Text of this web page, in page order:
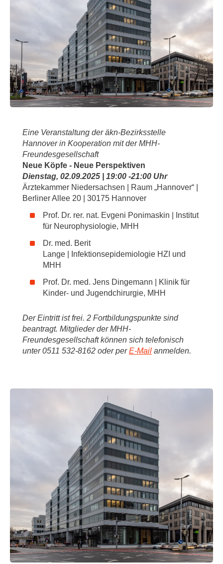
Eine Veranstaltung der äkn-Bezirksstelle
Hannover in Kooperation mit der MHH-
Freundesgesellschaft
Neue Köpfe - Neue Perspektiven
Dienstag, 02.09.2025 | 19:00 -21:00 Uhr
Ärztekammer Niedersachsen | Raum „Hannover“ |
Berliner Allee 20 | 30175 Hannover
Prof. Dr. rer. nat. Evgeni Ponimaskin | Institut
für Neurophysiologie, MHH
Dr. med. Berit
Lange | Infektionsepidemiologie HZI und
MHH
Prof. Dr. med. Jens Dingemann | Klinik für
Kinder- und Jugendchirurgie, MHH
Der Eintritt ist frei. 2 Fortbildungspunkte sind
beantragt. Mitglieder der MHH-
Freundesgesellschaft können sich telefonisch
unter 0511 532-8162 oder perE-Mail anmelden.